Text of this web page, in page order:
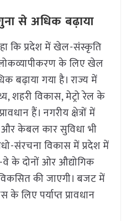
से अधिक बढ़ाया
कि प्रदेश में खेल-संस्कृति
के लिए खेल
बढ़ाया गया है। राज्य में
शहरी विकास, मेट्रो रेल के
हैं। नगरीय क्षेत्रों में
केबल कार सुविधा भी
संरचना विकास में प्रदेश में
के दोनों ओर औद्योगिक
की जाएगी। बजट में
के लिए पर्याप्त प्रावधान